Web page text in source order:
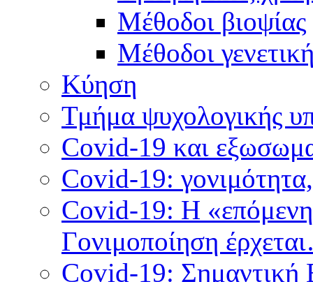
Μέθοδοι βιοψίας
Mέθοδοι
Κύηση
Τμήμα ψυχολογικής
Covid-19 και
Covid-19:
Covid-19: Η
Γονιμοποίηση
Covid-19: Σημαντική